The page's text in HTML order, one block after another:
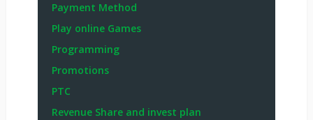
Payment Method
Play online Games
Programming
Promotions
PTC
Revenue Share and invest plan